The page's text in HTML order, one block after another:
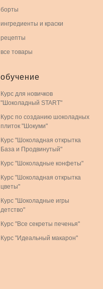
борты
ингредиенты и краски
рецепты
все товары
обучение
Курс для новичков
"Шоколадный START"
Курс по созданию шоколадных
плиток "Шокуми"
Курс "Шоколадная открытка
База и Продвинутый"
Курс "Шоколадные конфеты"
Курс "Шоколадная открытка
цветы"
Курс "Шоколадные игры
детство"
Курс "Все секреты печенья"
Курс "Идеальный макарон"